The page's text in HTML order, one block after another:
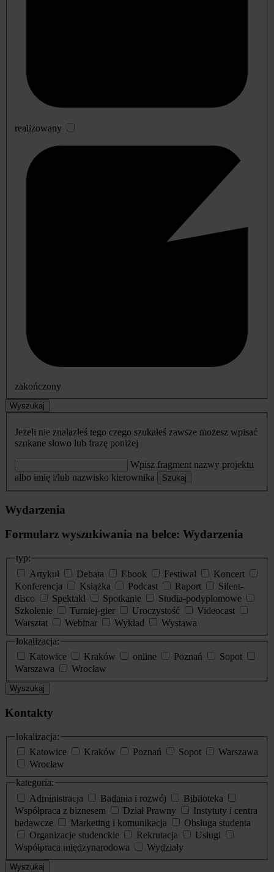
realizowany
zakończony
Wyszukaj
Jeżeli nie znalazłeś tego czego szukałeś zawsze możesz wpisać
szukane słowo lub frazę poniżej
Wpisz fragment nazwy projektu
albo imię i/lub nazwisko kierownika
Szukaj
Wydarzenia
Formularz wyszukiwania na belce: Wydarzenia
typ:
Artykuł
Debata Ebook Festiwal
Koncert
Konferencja
Książka Podcast Raport
Silent-
disco
Spektakl Spotkanie
Studia-podyplomowe
Szkolenie
Turniej-gier Uroczystość
Videocast
Warsztat
Webinar Wykład
Wystawa
lokalizacja:
Katowice
Kraków online Poznań
Sopot
Warszawa
Wrocław
Wyszukaj
Kontakty
lokalizacja:
Katowice
Kraków Poznań Sopot
Warszawa
Wrocław
kategoria:
Administracja
Badania i rozwój
Biblioteka
Współpraca z biznesem
Dział Prawny
Instytuty i centra
badawcze
Marketing i komunikacja
Obsługa studenta
Organizacje studenckie
Rekrutacja
Usługi
Współpraca międzynarodowa
Wydziały
Wyszukaj